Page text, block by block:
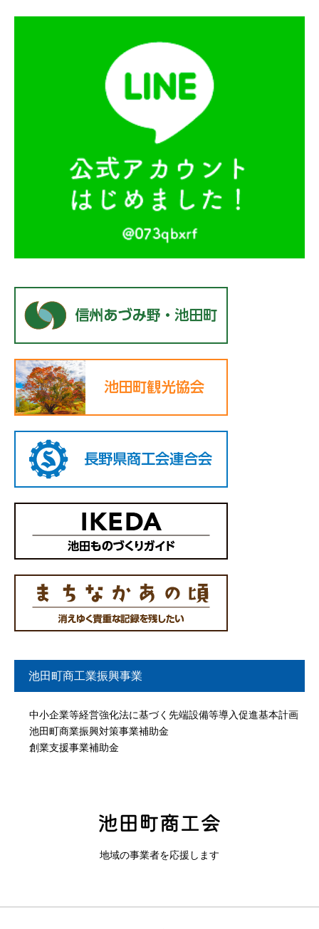
池田町商工業振興事業
中小企業等経営強化法に基づく先端設備等導入促進基本計画
池田町商業振興対策事業補助金
創業支援事業補助金
地域の事業者を応援します